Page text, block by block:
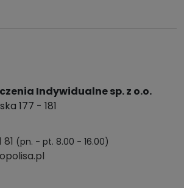
Indywidualne sp. z o.o.
177 - 181
(pn. - pt. 8.00 - 16.00)